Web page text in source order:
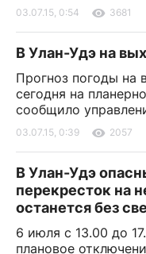
03.07.15, 0:54 3681
В Улан-Удэ на
Прогноз погоды на
сегодня на
сообщило
03.07.15, 0:39 2057
В Улан-Удэ
перекресток на
останется без
6 июля с 13.00 до
плановое